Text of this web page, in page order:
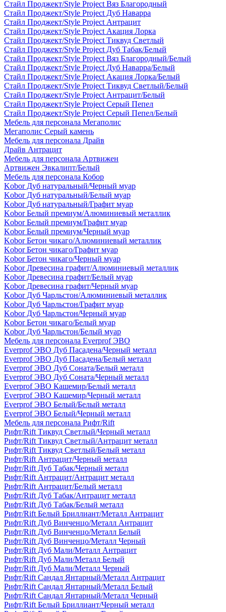
Стайл Проджект/Style Project Вяз Благородный
Стайл Проджект/Style Project Дуб Наварра
Стайл Проджект/Style Project Антрацит
Стайл Проджект/Style Project Акация Лорка
Стайл Проджект/Style Project Тиквуд Светлый
Стайл Проджект/Style Project Дуб Табак/Белый
Стайл Проджект/Style Project Вяз Благородный/Белый
Стайл Проджект/Style Project Дуб Наварра/Белый
Стайл Проджект/Style Project Акация Лорка/Белый
Стайл Проджект/Style Project Тиквуд Светлый/Белый
Стайл Проджект/Style Project Антрацит/Белый
Стайл Проджект/Style Project Серый Пепел
Стайл Проджект/Style Project Серый Пепел/Белый
Мебель для персонала Мегаполис
Мегаполис Серый камень
Мебель для персонала Драйв
Драйв Антрацит
Мебель для персонала Артвижен
Артвижен Эвкалипт/Белый
Мебель для персонала Кобор
Kobor Дуб натуральный/Черный муар
Kobor Дуб натуральный/Белый муар
Kobor Дуб натуральный/Графит муар
Kobor Белый премиум/Алюминиевый металлик
Kobor Белый премиум/Графит муар
Kobor Белый премиум/Черный муар
Kobor Бетон чикаго/Алюминиевый металлик
Kobor Бетон чикаго/Графит муар
Kobor Бетон чикаго/Черный муар
Kobor Древесина графит/Алюминиевый металлик
Kobor Древесина графит/Белый муар
Kobor Древесина графит/Черный муар
Kobor Дуб Чарльстон/Алюминиевый металлик
Kobor Дуб Чарльстон/Графит муар
Kobor Дуб Чарльстон/Черный муар
Kobor Бетон чикаго/Белый муар
Kobor Дуб Чарльстон/Белый муар
Мебель для персонала Everprof ЭВО
Everprof ЭВО Дуб Пасадена/Черный металл
Everprof ЭВО Дуб Пасадена/Белый металл
Everprof ЭВО Дуб Соната/Белый металл
Everprof ЭВО Дуб Соната/Черный металл
Everprof ЭВО Кашемир/Белый металл
Everprof ЭВО Кашемир/Черный металл
Everprof ЭВО Белый/Белый металл
Everprof ЭВО Белый/Черный металл
Мебель для персонала Рифт/Rift
Рифт/Rift Тиквуд Светлый/Черный металл
Рифт/Rift Тиквуд Светлый/Антрацит металл
Рифт/Rift Тиквуд Светлый/Белый металл
Рифт/Rift Антрацит/Черный металл
Рифт/Rift Дуб Табак/Черный металл
Рифт/Rift Антрацит/Антрацит металл
Рифт/Rift Антрацит/Белый металл
Рифт/Rift Дуб Табак/Антрацит металл
Рифт/Rift Дуб Табак/Белый металл
Рифт/Rift Белый Бриллиант/Металл Антрацит
Рифт/Rift Дуб Винченцо/Металл Антрацит
Рифт/Rift Дуб Винченцо/Металл Белый
Рифт/Rift Дуб Винченцо/Металл Черный
Рифт/Rift Дуб Мали/Металл Антрацит
Рифт/Rift Дуб Мали/Металл Белый
Рифт/Rift Дуб Мали/Металл Черный
Рифт/Rift Сандал Янтарный/Металл Антрацит
Рифт/Rift Сандал Янтарный/Металл Белый
Рифт/Rift Сандал Янтарный/Металл Черный
Рифт/Rift Белый Бриллиант/Черный металл